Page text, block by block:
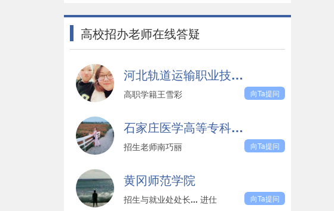
高校招办老师在线答疑
河北轨道运输职业技术学院
高职学籍王雪彩 向Ta提问
石家庄医学高等专科学校
招生老师南巧丽 向Ta提问
黄冈师范学院
招生与就业处处长... 进仕 向Ta提问